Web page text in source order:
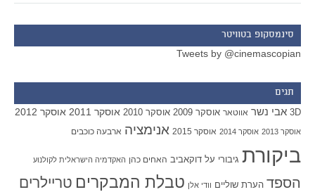
סינמסקופ בטוויטר
Tweets by @cinemascopian
תגים
3D אבי נשר אווטאר אוסקר 2009 אוסקר 2010 אוסקר 2011 אוסקר 2012
אוסקר 2013 אוסקר 2014 אוסקר 2015 אנימציה ארבעה כוכבים
ביקורת גיבורי על דוקאביב האחים כהן האקדמיה הישראלית לקולנוע
הספד הערת שוליים וודי אלן טבלת המבקרים טריילרים